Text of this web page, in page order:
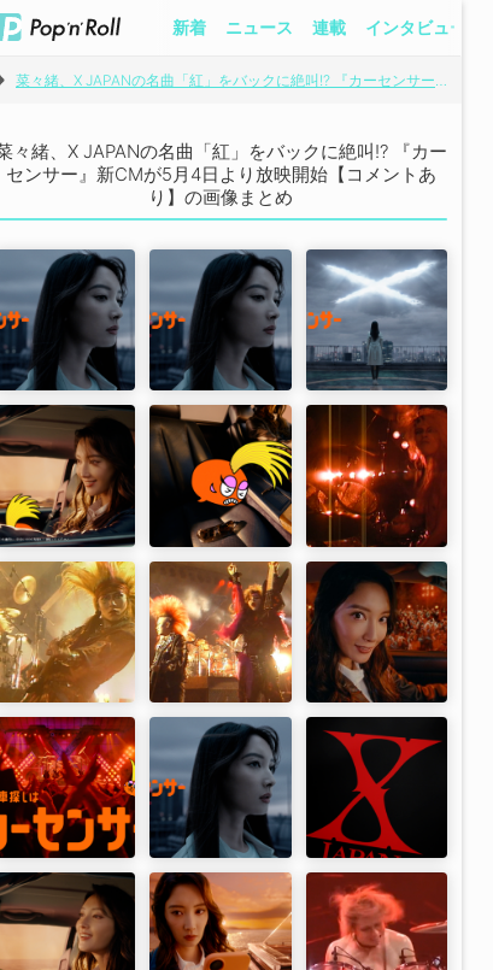
新着 ニュース 連載 インタビュー
菜々緒、X JAPANの名曲「紅」をバックに絶叫!? 『カーセンサー』新CMが5月4日より放映開始【コメントあり】
々緒、X JAPANの名曲「紅」をバックに絶叫!? 『カー
センサー』新CMが5月4日より放映開始【コメントあ
り】の画像まとめ